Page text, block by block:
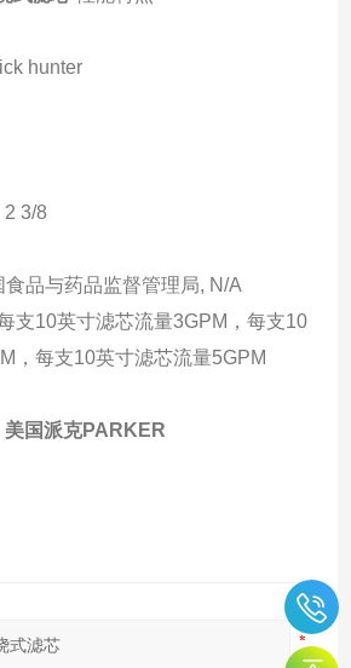
hunter
3/8
品与药品监督管理局, N/A
支10英寸滤芯流量3GPM，每支10
，每支10英寸滤芯流量5GPM
美国派克PARKER